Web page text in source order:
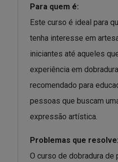
Para quem é:
Este curso é ideal para
tenha interesse em
iniciantes até aqueles
experiência em
recomendado para
pessoas que buscam
expressão artística.
Problemas que resolve:
O curso de dobradura de